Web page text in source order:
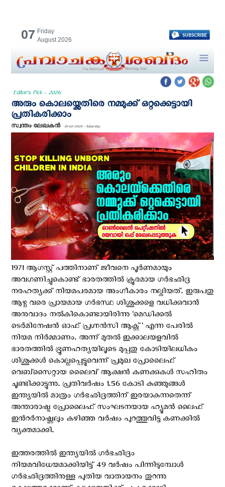
07 Friday
August 2026
Editor's Pick - 2026
അരും കൊലയ്ക്കെതിരെ നമ്മുക്ക് ഒറ്റക്കെട്ടായി
പ്രതികരിക്കാം
സ്വന്തം ലേഖകന്‍ 01-02-2020 - Saturday
1971 ആഗസ്റ്റ് പത്തിനാണ് ജീവനെ പൂര്‍ണമായും
അവഗണിച്ചുകൊണ്ട് ഭാരതത്തില്‍ ക്രൂരമായ ഗര്‍ഭഛിദ്ര
നരഹത്യക്ക് നിയമപരമായ അംഗീകാരം നല്കിയത്. ഇരുപതു
ആഴ്ച വരെ പ്രായമായ ഗര്‍ഭസ്ഥ ശിശുക്കളെ വധിക്കുവാന്‍
അനുവാദം നൽകികൊണ്ടായിരിന്നു 'മെഡിക്കൽ
ടെർമിനേഷൻ ഓഫ് പ്രഗ്നൻസി ആക്റ്റ്' എന്ന പേരില്‍
നിയമ നിര്‍മ്മാണം. അന്ന് മുതല്‍ ഇക്കാലയളവില്‍
ഭാരതത്തില്‍ ഭ്രൂണഹത്യയിലൂടെ മുപ്പതു കോടിയിലധികം
ശിശുക്കള്‍ കൊല്ലപ്പെട്ടുവെന്ന് പ്രമുഖ പ്രോലെെഫ്
വെബ്സൈറ്റായ ലെെെവ് ആക്ഷൻ കണക്കുകള്‍ സഹിതം
ചൂണ്ടിക്കാട്ടുന്നു. പ്രതിവര്‍ഷം 1.56 കോടി കുഞ്ഞുങ്ങള്‍
ഇന്ത്യയില്‍ മാത്രം ഗര്‍ഭഛിദ്രത്തിന് ഇരയാകുന്നതെന്ന്
അന്താരാഷ്ട്ര പ്രോലൈഫ് സംഘടനയായ ഹ്യൂമന്‍ ലൈഫ്
ഇന്‍റര്‍നാഷ്ണലും കഴിഞ്ഞ വര്‍ഷം പുറത്തുവിട്ട കണക്കില്‍
വ്യക്തമാക്കി.
ഇത്തരത്തില്‍ ഇന്ത്യയിൽ ഗര്‍ഭഛിദ്രം
നിയമവിധേയമാക്കിയിട്ട് 49 വര്‍ഷം പിന്നിടുമ്പോള്‍
ഗര്‍ഭഛിദ്രത്തിനുള്ള പുതിയ വാതായനം തുറന്നു